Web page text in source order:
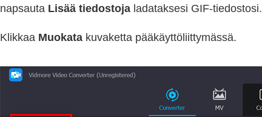
napsauta Lisää tiedostoja ladataksesi GIF-tiedostosi.
Klikkaa Muokata kuvaketta pääkäyttöliittymässä.